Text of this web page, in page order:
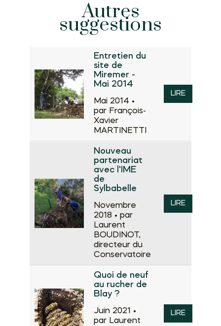
Autres
suggestions
Entretien du
site de
Miremer -
Mai 2014
Mai 2014 •
par François-
Xavier
MARTINETTI
LIRE
Nouveau
partenariat
avec l'IME
de
Sylbabelle
Novembre
2018 • par
Laurent
BOUDINOT,
directeur du
Conservatoire
LIRE
Quoi de neuf
au rucher de
Blay ?
Juin 2021 •
par Laurent
LIRE